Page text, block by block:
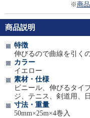
※商
商品説明
特徴
伸びるので曲線を引く
カラー
イエロー
素材・仕様
ビニール、伸びるタイ
ジ、テニス、剣道用、
寸法・重量
50mm×25m×4巻入